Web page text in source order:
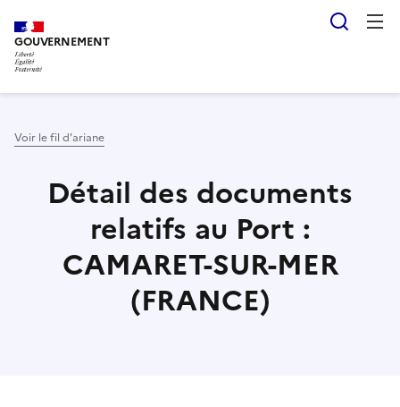
au
contenu
principal
GOUVERNEMENT
Voir le fil d'ariane
Détail des documents
relatifs au Port :
CAMARET-SUR-MER
(FRANCE)